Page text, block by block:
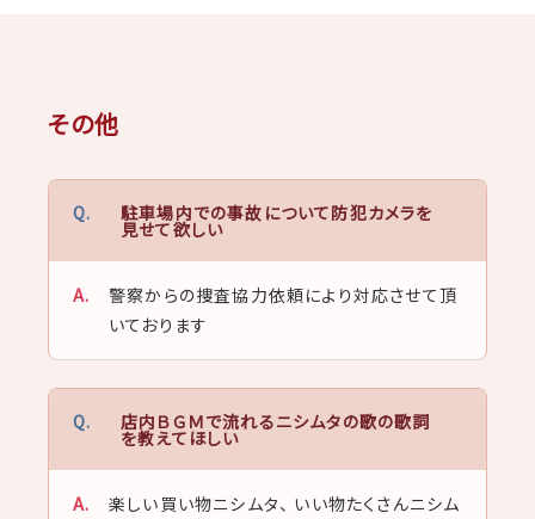
その他
駐車場内での事故について防犯カメラを
見せて欲しい
警察からの捜査協力依頼により対応させて頂
いております
店内ＢＧＭで流れるニシムタの歌の歌詞
を教えてほしい
楽しい買い物ニシムタ、 いい物たくさんニシム